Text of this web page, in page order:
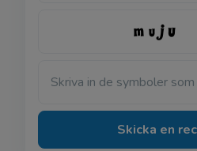
Skriva in de symboler
Skicka en